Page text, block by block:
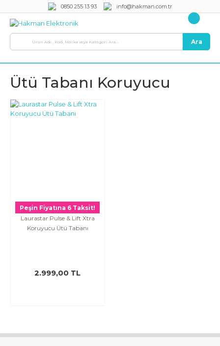
0850 255 13 93 info@hakman.com.tr
Ara
Ütü Tabanı Koruyucu
Peşin Fiyatına 6 Taksit!
Laurastar Pulse & Lift Xtra
Koruyucu Ütü Tabanı
2.999,00 TL